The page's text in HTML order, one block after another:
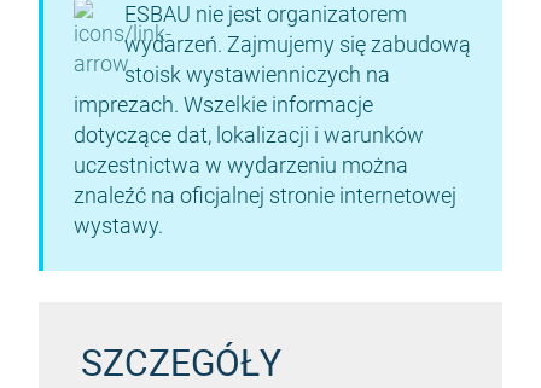
ESBAU nie jest organizatorem
wydarzeń. Zajmujemy się zabudową
stoisk wystawienniczych na
imprezach. Wszelkie informacje
dotyczące dat, lokalizacji i warunków
uczestnictwa w wydarzeniu można
znaleźć na oficjalnej stronie internetowej
wystawy.
SZCZEGÓŁY